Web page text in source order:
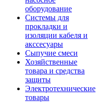
оборудование
Системы для
прокладки и
изоляции кабеля и
акссесуары
Сыпучие смеси
Хозяйственные
товара и средства
защиты
Электротехнические
товары